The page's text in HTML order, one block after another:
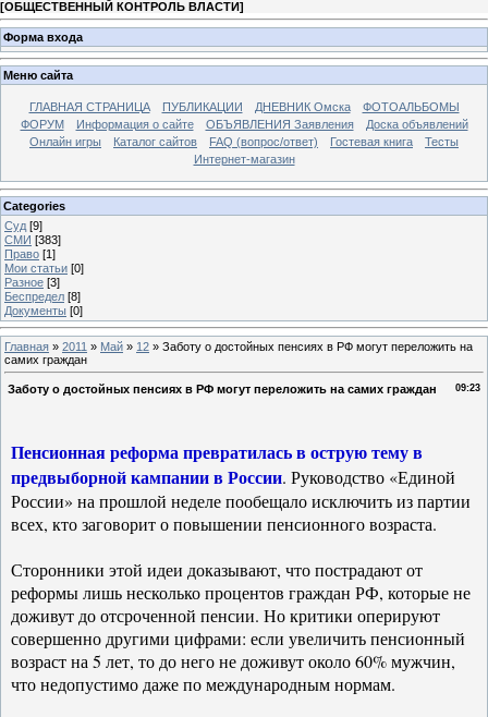
[ОБЩЕСТВЕННЫЙ КОНТРОЛЬ ВЛАСТИ]
Форма входа
Меню сайта
ГЛАВНАЯ СТРАНИЦА ПУБЛИКАЦИИ ДНЕВНИК Омска
ФОТОАЛЬБОМЫ
ФОРУМ
Информация о сайте ОБЪЯВЛЕНИЯ Заявления
Доска объявлений
Онлайн игры
Каталог сайтов FAQ (вопрос/ответ) Гостевая книга
Тесты
Интернет-магазин
Categories
Суд [9]
СМИ [383]
Право [1]
Мои статьи [0]
Разное [3]
Беспредел [8]
Документы [0]
Главная » 2011 » Май » 12 » Заботу о достойных пенсиях в РФ могут переложить на
самих граждан
09:23
Заботу о достойных пенсиях в РФ могут переложить на самих граждан
Пенсионная реформа превратилась в острую тему в
предвыборной кампании в России. Руководство «Единой
России» на прошлой неделе пообещало исключить из партии
всех, кто заговорит о повышении пенсионного возраста.
Сторонники этой идеи доказывают, что пострадают от
реформы лишь несколько процентов граждан РФ, которые не
доживут до отсроченной пенсии. Но критики оперируют
совершенно другими цифрами: если увеличить пенсионный
возраст на 5 лет, то до него не доживут около 60% мужчин,
что недопустимо даже по международным нормам.